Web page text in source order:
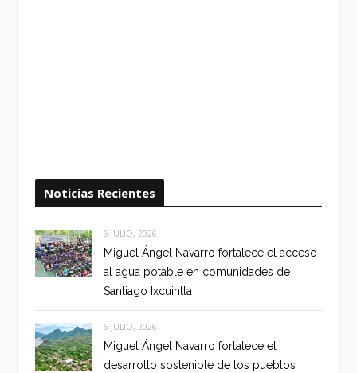
Noticias Recientes
6 JULIO, 2026
Miguel Ángel Navarro fortalece el acceso
al agua potable en comunidades de
Santiago Ixcuintla
6 JULIO, 2026
Miguel Ángel Navarro fortalece el
desarrollo sostenible de los pueblos